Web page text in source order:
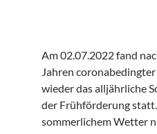
Am 02.07.2022 fand
Jahren coronabedingter
wieder das alljährliche
der Frühförderung
sommerlichem Wetter